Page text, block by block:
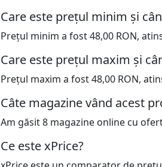
Care este prețul minim și
Prețul minim a fost 48,00 RON,
Care este prețul maxim și
Prețul maxim a fost 48,00 RON,
Câte magazine vând acest
Am găsit 8 magazine online cu
Ce este xPrice?